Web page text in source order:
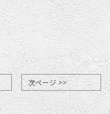
次ページ >>